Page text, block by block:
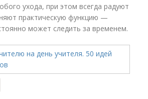
ухода, при этом всегда радуют
практическую функцию —
может следить за временем.